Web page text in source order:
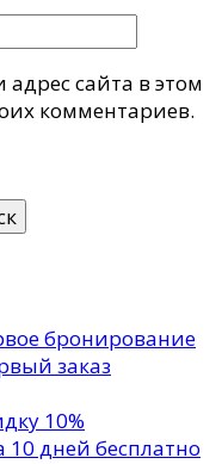
сайта в этом
комментариев.
бронирование
заказ
10%
дней бесплатно